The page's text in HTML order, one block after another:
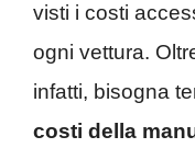
visti i costi
ogni vettura.
infatti, bisogna
costi della